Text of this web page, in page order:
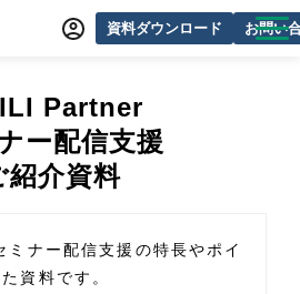
資料ダウンロード お問い
ンラインデモ
動画制作事例
Partner
ー配信支援
紹介資料
ナー配信支援の特長やポイ
資料です。